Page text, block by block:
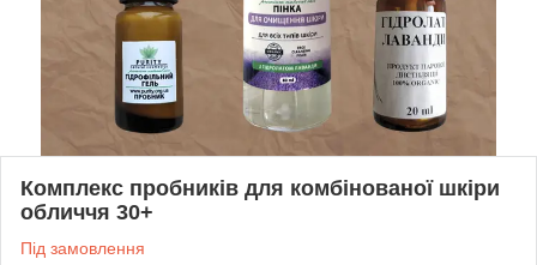
Комплекс пробників для комбінованої шкіри
обличчя 30+
Під замовлення